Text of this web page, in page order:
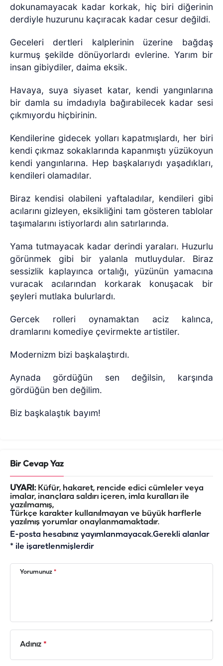
dokunamayacak kadar korkak, hiç biri diğerinin
derdiyle huzurunu kaçıracak kadar cesur değildi.
Geceleri dertleri kalplerinin üzerine bağdaş
kurmuş şekilde dönüyorlardı evlerine. Yarım bir
insan gibiydiler, daima eksik.
Havaya, suya siyaset katar, kendi yangınlarına
bir damla su imdadıyla bağırabilecek kadar sesi
çıkmıyordu hiçbirinin.
Kendilerine gidecek yolları kapatmışlardı, her biri
kendi çıkmaz sokaklarında kapanmıştı yüzükoyun
kendi yangınlarına. Hep başkalarıydı yaşadıkları,
kendileri olamadılar.
Biraz kendisi olabileni yaftaladılar, kendileri gibi
acılarını gizleyen, eksikliğini tam gösteren tablolar
taşımalarını istiyorlardı alın satırlarında.
Yama tutmayacak kadar derindi yaraları. Huzurlu
görünmek gibi bir yalanla mutluydular. Biraz
sessizlik kaplayınca ortalığı, yüzünün yamacına
vuracak acılarından korkarak konuşacak bir
şeyleri mutlaka bulurlardı.
Gercek rolleri oynamaktan aciz kalınca,
dramlarını komediye çevirmekte artistiler.
Modernizm bizi başkalaştırdı.
Aynada gördüğün sen değilsin, karşında
gördüğün ben değilim.
Biz başkalaştık bayım!
Bir Cevap Yaz
UYARI:Küfür, hakaret, rencide edici cümleler veya
imalar, inançlara saldırı içeren, imla kuralları ile
yazılmamış,
Türkçe karakter kullanılmayan ve büyük harflerle
yazılmış yorumlar onaylanmamaktadır.
E-posta hesabınız yayımlanmayacak.Gerekli alanlar
* ile işaretlenmişlerdir
Yorumunuz *
Adınız *